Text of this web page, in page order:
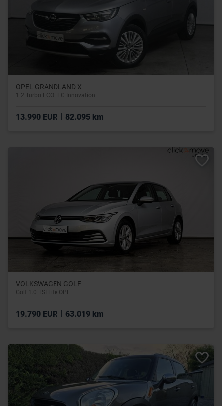
OPEL GRANDLAND X
1.2 Turbo ECOTEC Innovation
13.990 EUR 82.095 km
VOLKSWAGEN GOLF
Golf 1.0 TSI Life OPF
19.790 EUR | 63.019 km